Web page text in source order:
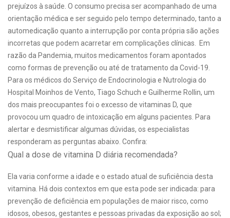
prejuízos à saúde. O consumo precisa ser acompanhado de uma
orientação médica e ser seguido pelo tempo determinado, tanto a
automedicação quanto a interrupção por conta própria são ações
incorretas que podem acarretar em complicações clínicas.
Em
razão da Pandemia, muitos medicamentos foram apontados
como formas de prevenção ou até de tratamento da Covid-19.
Para os médicos do Serviço de Endocrinologia e Nutrologia do
Hospital Moinhos de Vento, Tiago Schuch e Guilherme Rollin, um
dos mais preocupantes foi o excesso de vitaminas D, que
provocou um quadro de intoxicação em alguns pacientes. Para
alertar e desmistificar algumas dúvidas, os especialistas
responderam as perguntas abaixo. Confira:
Qual a dose de vitamina D diária recomendada?
Ela varia conforme a idade e o estado atual de suficiência desta
vitamina. Há dois contextos em que esta pode ser indicada: para
prevenção de deficiência em populações de maior risco, como
idosos, obesos, gestantes e pessoas privadas da exposição ao sol;